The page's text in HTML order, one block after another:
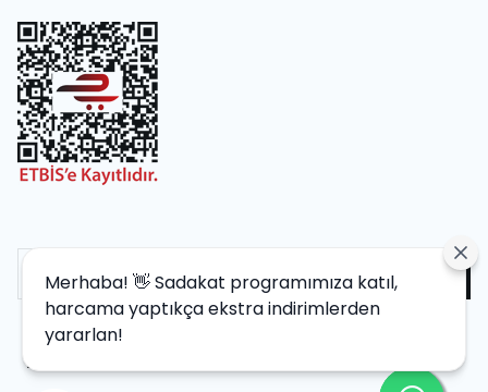
Merhaba! 👋 Sadakat programımıza katıl,
harcama yaptıkça ekstra indirimlerden
yararlan!